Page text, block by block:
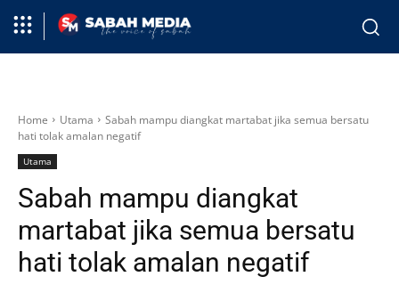
Home Utama
Sabah mampu diangkat martabat jika semua bersatu
hati tolak amalan negatif
Utama
Sabah mampu diangkat
martabat jika semua bersatu
hati tolak amalan negatif